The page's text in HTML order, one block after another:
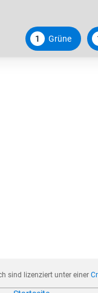
1 Grüne
sind lizenziert unter einer